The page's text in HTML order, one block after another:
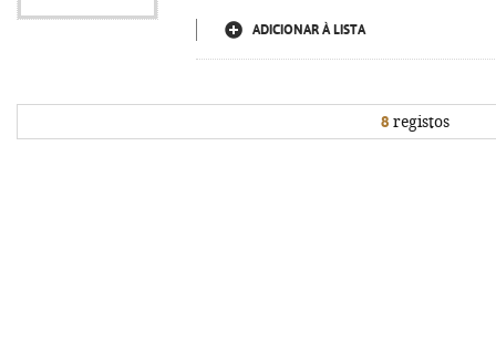
ADICIONAR À LISTA
8 registos